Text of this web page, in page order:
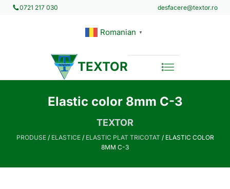
0721 217 030 desfacere@textor.ro
Romanian ▼
TEXTOR
Elastic color 8mm C-3
TEXTOR
PRODUSE/ ELASTICE/ ELASTIC PLAT TRICOTAT/ ELASTIC COLOR
8MM C-3